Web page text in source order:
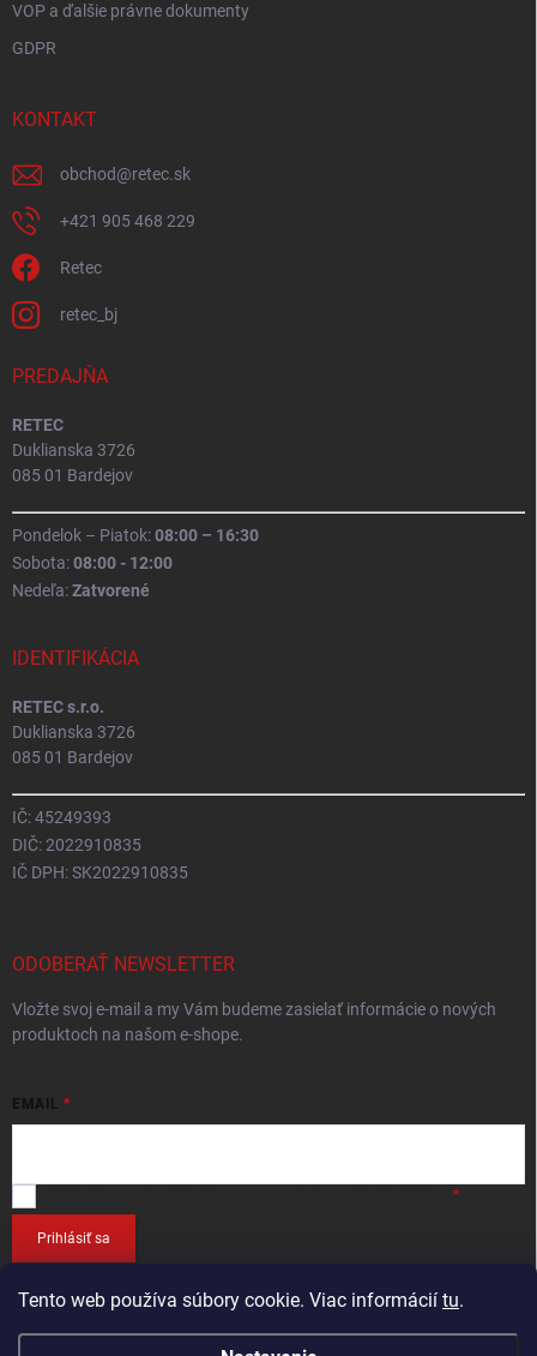
Tento web používa súbory cookie. Viac informácií tu.
VOP a ďalšie právne dokumenty
GDPR
KONTAKT
obchod@retec.sk
+421 905 468 229
Retec
retec_bj
PREDAJŇA
RETEC
Duklianska 3726
085 01 Bardejov
Pondelok – Piatok:08:00 – 16:30
Sobota:08:00 - 12:00
Nedeľa:Zatvorené
IDENTIFIKÁCIA
RETEC s.r.o.
Duklianska 3726
085 01 Bardejov
IČ: 45249393
DIČ: 2022910835
IČ DPH: SK2022910835
ODOBERAŤ NEWSLETTER
Vložte svoj e-mail a my Vám budeme zasielať informácie o nových
produktoch na našom e-shope.
EMAIL
Prihlásiť sa